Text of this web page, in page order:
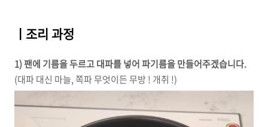
ㅣ조리 과정
1) 팬에 기름을 두르고 대파를 넣어 파기름을 만들어주겠습니다.
(대파 대신 마늘, 쪽파 무엇이든 무방 ! 개취 !)